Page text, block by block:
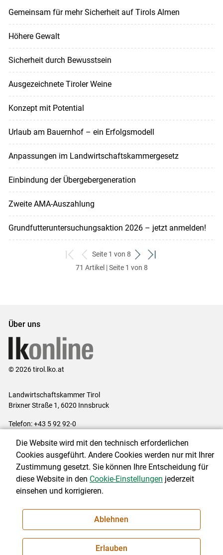
Gemeinsam für mehr Sicherheit auf Tirols Almen
Höhere Gewalt
Sicherheit durch Bewusstsein
Ausgezeichnete Tiroler Weine
Konzept mit Potential
Urlaub am Bauernhof – ein Erfolgsmodell
Anpassungen im Landwirtschaftskammergesetz
Einbindung der Übergebergeneration
Zweite AMA-Auszahlung
Grundfutteruntersuchungsaktion 2026 – jetzt anmelden!
zum
ersten
zurück
zum
Seite 1 von 8
weiter
zum
zum
71 Artikel | Seite 1 von 8
Über uns
© 2026 tirol.lko.at
Landwirtschaftskammer Tirol
Brixner Straße 1, 6020 Innsbruck
Telefon: +43 5 92 92-0
Impressum|Kontakt|Datenschutzerklärung|Barrierefreiheit|
Cookie-Einstellungen
NEWSLETTER
Die Website wird mit den technisch erforderlichen
Cookies ausgeführt. Andere Cookies werden nur mit Ihrer
Zustimmung gesetzt. Sie können Ihre Entscheidung für
diese Website in den Cookie-Einstellungen jederzeit
einsehen und korrigieren.
Ablehnen
Erlauben